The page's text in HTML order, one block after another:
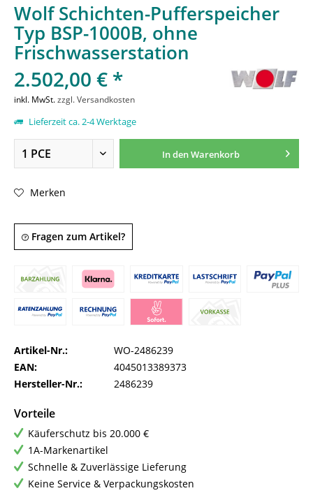
Wolf Schichten-Pufferspeicher
Typ BSP-1000B, ohne
Frischwasserstation
2.502,00 € *
inkl. MwSt.zzgl. Versandkosten
Lieferzeit ca. 2-4 Werktage
In denWarenkorb
Merken
Fragen zum Artikel?
Artikel-Nr.:
WO-2486239
EAN:
4045013389373
Hersteller-Nr.:
2486239
Vorteile
Käuferschutz bis 20.000 €
1A-Markenartikel
Schnelle & Zuverlässige Lieferung
Keine Service & Verpackungskosten